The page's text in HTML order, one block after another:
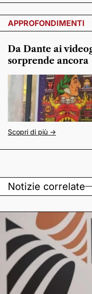
APPROFONDIMENTI
Da Dante ai
sorprende ancora
Scopri di più ->
Notizie correlate